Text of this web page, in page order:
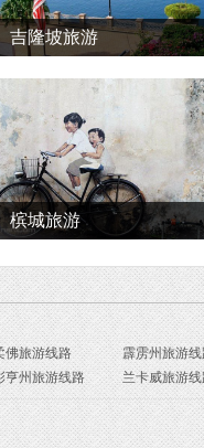
吉隆坡旅游
槟城旅游
佛旅游线路
霹雳州旅游
亨州旅游线路 兰卡威旅游